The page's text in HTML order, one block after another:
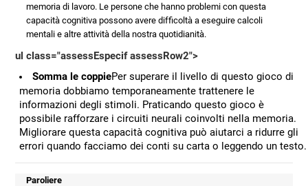
memoria di lavoro. Le persone che hanno problemi con questa
capacità cognitiva possono avere difficoltà a eseguire calcoli
mentali e altre attività della nostra quotidianità.
ul class="assessEspecif assessRow2">
Somma le coppiePer superare il livello di questo gioco di
memoria dobbiamo temporaneamente trattenere le
informazioni degli stimoli. Praticando questo gioco è
possibile rafforzare i circuiti neurali coinvolti nella memoria.
Migliorare questa capacità cognitiva può aiutarci a ridurre gli
errori quando facciamo dei conti su carta o leggendo un testo.
Paroliere